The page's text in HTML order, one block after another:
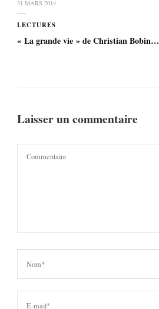
31 MARS 2014
LECTURES
« La grande vie » de Christian Bobin…
Laisser un commentaire